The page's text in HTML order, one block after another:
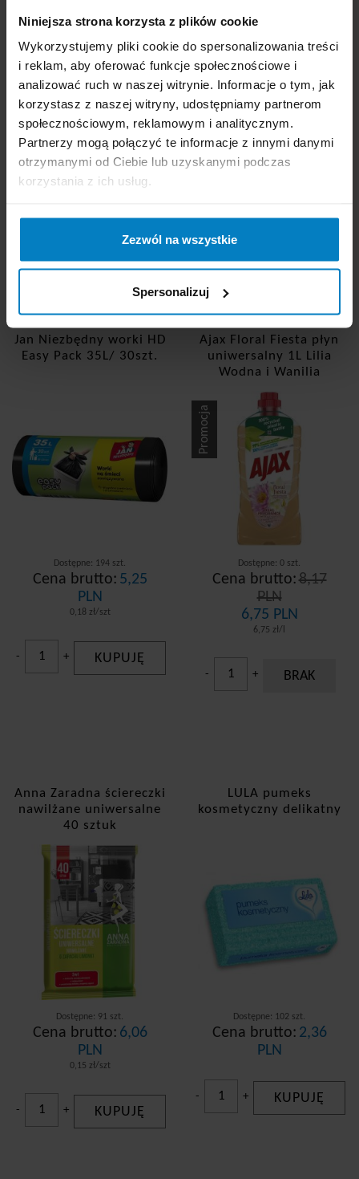
Niniejsza strona korzysta z plików cookie
Wykorzystujemy pliki cookie do spersonalizowania treści
i reklam, aby oferować funkcje społecznościowe i
analizować ruch w naszej witrynie. Informacje o tym, jak
korzystasz z naszej witryny, udostępniamy partnerom
społecznościowym, reklamowym i analitycznym.
Partnerzy mogą połączyć te informacje z innymi danymi
otrzymanymi od Ciebie lub uzyskanymi podczas
korzystania z ich usług.
Zezwól na wszystkie
Spersonalizuj
0,02 zł/szt
- KUPUJĘ
KLIENCI KTÓRZY KUPILI
TEN PRODUKT, KUPILI
RÓWNIEŻ
Jan Niezbędny worki HD
Easy Pack 35L/ 30szt.
Dostępne: 194 szt.
Cena brutto: 5,25
PLN
0,18 zł/szt
- + KUPUJĘ
Ajax Floral Fiesta płyn
uniwersalny 1L Lilia
Wodna i Wanilia
Dostępne: 0 szt.
Cena brutto: 8,17
PLN
6,75 PLN
6,75 zł/l
Promocja
- + BRAK
Anna Zaradna ściereczki
nawilżane uniwersalne
40 sztuk
Dostępne: 91 szt.
Cena brutto: 6,06
PLN
0,15 zł/szt
- + KUPUJĘ
LULA pumeks
kosmetyczny delikatny
Dostępne: 102 szt.
Cena brutto: 2,36
PLN
- + KUPUJĘ